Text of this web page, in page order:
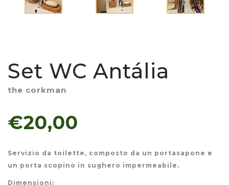
Set WC Antália
the corkman
€20,00
Servizio da toilette, composto da un portasapone e
un porta scopino in sughero impermeabile.
Dimensioni: